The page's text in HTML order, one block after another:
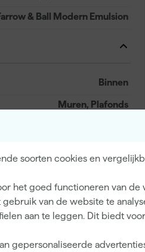
soorten cookies en
het goed functioneren van de
gebruik van de website te
aan te leggen. Dit biedt
gepersonaliseerde
& Ball Modern Emulsion
Binnen
Muren, Plafonds
Mat
Dekkend